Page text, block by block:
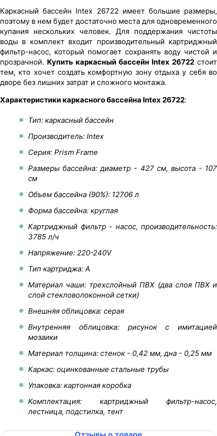
Каркасный бассейн Intex 26722 имеет большие размеры,
поэтому в нем будет достаточно места для одновременного
купания нескольких человек. Для поддержания чистоты
воды в комплект входит производительный картриджный
фильтр-насос, который помогает сохранять воду чистой и
прозрачной. Купить каркасный бассейн Intex 26722 стоит
тем, кто хочет создать комфортную зону отдыха у себя во
дворе без лишних затрат и сложного монтажа.
Характеристики каркасного бассейна Intex 26722:
Тип: каркасный бассейн
Производитель: Intex
Серия: Prism Frame
Размеры бассейна: диаметр - 427 см, высота - 107
см
Объем бассейна (90%): 12706 л
Форма бассейна: круглая
Картриджный фильтр - насос, производительность:
3785 л/ч
Напряжение: 220-240V
Тип картриджа: A
Материал чаши: трехслойный ПВХ (два слоя ПВХ и
слой стекловолоконной сетки)
Внешняя облицовка: серая
Внутренняя облицовка: рисунок с имитацией
мозаики
Материал толщина: стенок - 0,42 мм, дна - 0,25 мм
Каркас: оцинкованные стальные трубы
Упаковка: картонная коробка
Комплектация: картриджный фильтр-насос,
лестница, подстилка, тент